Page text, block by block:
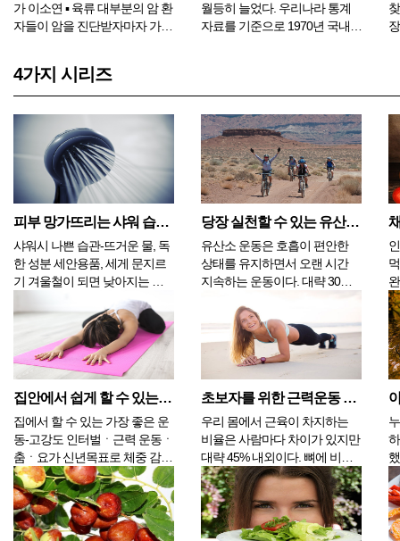
가 이소연 ▪ 육류 대부분의 암 환
자들이 암을 진단받자마자 가장
하는 식품일까요? 실제로 서구
화된 식습관과 붉은색 육류의
과다 섭취는 일부 암에 있어서
위험요인이 되지만, 암 진단 이
후 육류...
월등히 늘었다. 우리나라 통계
자료를 기준으로 1970년 국내
른 2020년에는 남자가 80세, 여
자는 86세이며 평균 수치는 83
세 정도이다. 더 오래전 ...
4가지 시리즈
피부 망가뜨리는 샤워 습관 3가지
샤워시 나쁜 습관-뜨거운 물, 독
한 성분 세안용품, 세게 문지르
기 겨울철이 되면 낮아지는 기
온과 차가운 바람 때문에 피부
가 건조해지면서 가려움을 느끼
거나 홍조가 심해지는 경우가
많다. 게다가 코로나로 실외, 실
내 구분하지 않고 마스크를 착
용하게 되면서 피부에 뾰루지나
여드름이 올라와 ...
당장 실천할 수 있는 유산소 운동 3가지
유산소 운동은 호흡이 편안한
상태를 유지하면서 오랜 시간
지속하는 운동이다. 대략 30분
에서 1시간 정도 진행하는데 이
런 운동의 지속성은 지방을 분
해하기 때문에 다이어트에 도움
이 되고 폐활량도 좋아지고 상
쾌한 기분이 들어 정신 건강에
도 좋다. 특별한 장비가 필요 없
고 기술을 연마할 필요...
찾
집안에서 쉽게 할 수 있는 운동 4가지
집에서 할 수 있는 가장 좋은 운
동-고강도 인터벌ㆍ근력 운동ㆍ
춤ㆍ요가 신년목표로 체중 감
량, 규칙적인 운동을 생각하는
것은 해가 바뀔 때마다 반복되
는 결심이다. 작심삼일이라는
말이 있듯이 하루, 이틀이 지나
초보자를 위한 근력운동 3가지
우리 몸에서 근육이 차지하는
비율은 사람마다 차이가 있지만
대략 45% 내외이다. 뼈에 비해
서 대략 3배 가까이 많은 수치이
다. 근력 운동을 통해서 몸을 더
욱 단단하게 만들 수 있으며 이
때 걷기나 뛰기처럼 많은 산소